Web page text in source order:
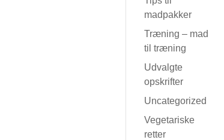
madpakker
Træning – mad
til træning
Udvalgte
opskrifter
Uncategorized
Vegetariske
retter